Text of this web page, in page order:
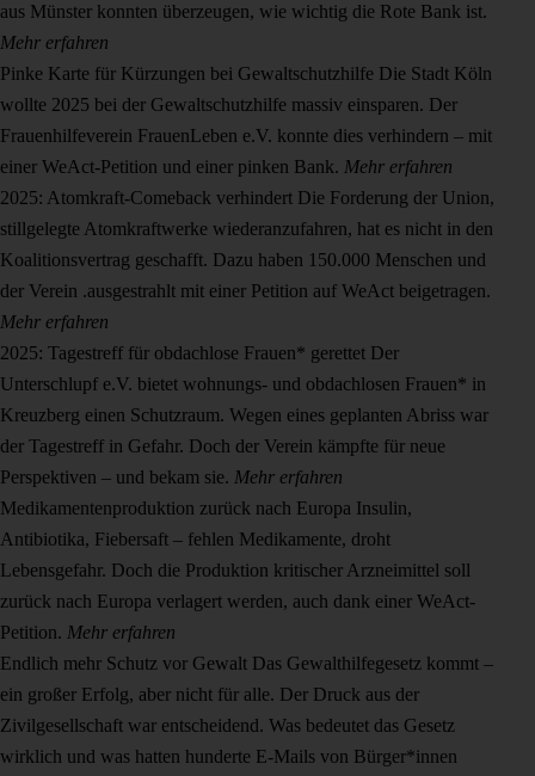
aus Münster konnten überzeugen, wie wichtig die Rote Bank ist.
Mehr erfahren
Pinke Karte für Kürzungen bei Gewaltschutzhilfe Die Stadt Köln
wollte 2025 bei der Gewaltschutzhilfe massiv einsparen. Der
Frauenhilfeverein FrauenLeben e.V. konnte dies verhindern – mit
einer WeAct-Petition und einer pinken Bank. Mehr erfahren
2025: Atomkraft-Comeback verhindert Die Forderung der Union,
stillgelegte Atomkraftwerke wiederanzufahren, hat es nicht in den
Koalitionsvertrag geschafft. Dazu haben 150.000 Menschen und
der Verein .ausgestrahlt mit einer Petition auf WeAct beigetragen.
Mehr erfahren
2025: Tagestreff für obdachlose Frauen* gerettet Der
Unterschlupf e.V. bietet wohnungs- und obdachlosen Frauen* in
Kreuzberg einen Schutzraum. Wegen eines geplanten Abriss war
der Tagestreff in Gefahr. Doch der Verein kämpfte für neue
Perspektiven – und bekam sie. Mehr erfahren
Medikamentenproduktion zurück nach Europa Insulin,
Antibiotika, Fiebersaft – fehlen Medikamente, droht
Lebensgefahr. Doch die Produktion kritischer Arzneimittel soll
zurück nach Europa verlagert werden, auch dank einer WeAct-
Petition. Mehr erfahren
Endlich mehr Schutz vor Gewalt Das Gewalthilfegesetz kommt –
ein großer Erfolg, aber nicht für alle. Der Druck aus der
Zivilgesellschaft war entscheidend. Was bedeutet das Gesetz
wirklich und was hatten hunderte E-Mails von Bürger*innen